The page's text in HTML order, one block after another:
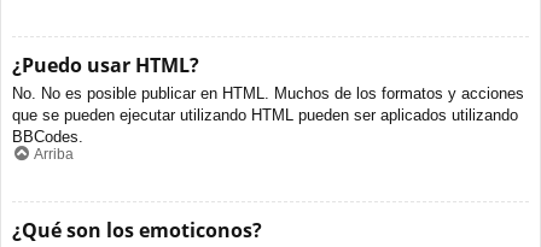
¿Puedo usar HTML?
No. No es posible publicar en HTML. Muchos de los formatos y acciones
que se pueden ejecutar utilizando HTML pueden ser aplicados utilizando
BBCodes.
Arriba
¿Qué son los emoticonos?